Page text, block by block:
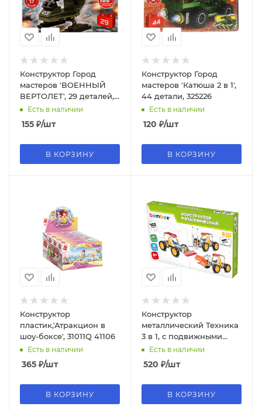
Конструктор Город
мастеров 'ВОЕННЫЙ
ВЕРТОЛЕТ', 29 деталей,
328616
Есть в наличии
155 ₽/шт
В КОРЗИНУ
Конструктор Город
мастеров 'Катюша 2 в 1',
44 детали, 325226
Есть в наличии
120 ₽/шт
В КОРЗИНУ
Конструктор
пластик,'Атракцион в
шоу-боксе', 31011Q 41106
Есть в наличии
365 ₽/шт
В КОРЗИНУ
Конструктор
металлический Техника
3 в 1, с подвижными
деталями, 122 элемента,
BAMBOX, 666366
Есть в наличии
520 ₽/шт
В КОРЗИНУ